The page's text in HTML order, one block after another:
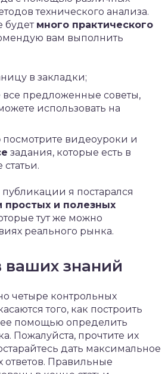
технического анализа.
будет много практического
вам выполнить
в закладки;
все предложенные советы,
использовать на
посмотрите видеоуроки и
задания, которые есть в
я постарался
простых и полезных
тут же можно
реального рынка.
ваших знаний
четыре контрольных
того, как построить
помощью определить
Пожалуйста, прочтите их
дать максимальное
ответов. Правильные